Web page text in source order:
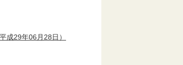
成29年06月28日）